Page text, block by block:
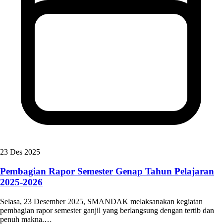
23 Des 2025
Pembagian Rapor Semester Genap Tahun Pelajaran
2025-2026
Selasa, 23 Desember 2025, SMANDAK melaksanakan kegiatan
pembagian rapor semester ganjil yang berlangsung dengan tertib dan
penuh makna.…